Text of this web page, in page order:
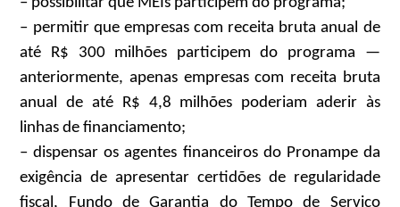
– permitir que empresas com receita bruta anual de
até R$ 300 milhões participem do programa —
anteriormente, apenas empresas com receita bruta
anual de até R$ 4,8 milhões poderiam aderir às
linhas de financiamento;
– dispensar os agentes financeiros do Pronampe da
exigência de apresentar certidões de regularidade
fiscal, Fundo de Garantia do Tempo de Serviço